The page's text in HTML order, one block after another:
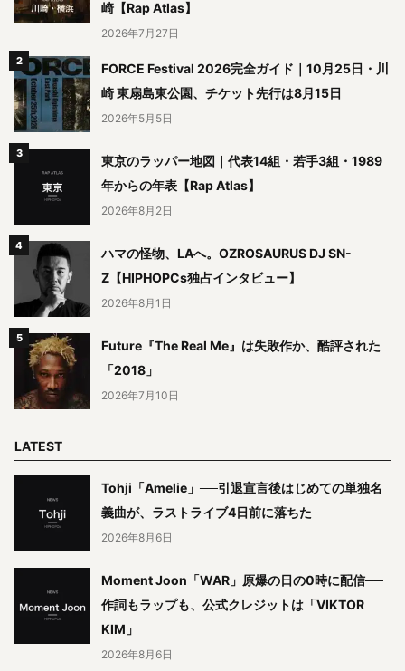
崎【Rap Atlas】
2026年7月27日
FORCE Festival 2026完全ガイド｜10月25日・川
崎 東扇島東公園、チケット先行は8月15日
2026年5月5日
東京のラッパー地図｜代表14組・若手3組・1989
年からの年表【Rap Atlas】
2026年8月2日
ハマの怪物、LAへ。OZROSAURUS DJ SN-
Z【HIPHOPCs独占インタビュー】
2026年8月1日
Future『The Real Me』は失敗作か、酷評された
「2018」
2026年7月10日
LATEST
Tohji「Amelie」──引退宣言後はじめての単独名
義曲が、ラストライブ4日前に落ちた
2026年8月6日
Moment Joon「WAR」原爆の日の0時に配信──
作詞もラップも、公式クレジットは「VIKTOR
KIM」
2026年8月6日